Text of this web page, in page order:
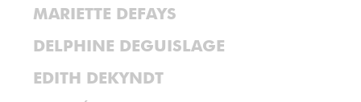
MARIETTE DEFAYS
DELPHINE DEGUISLAGE
EDITH DEKYNDT